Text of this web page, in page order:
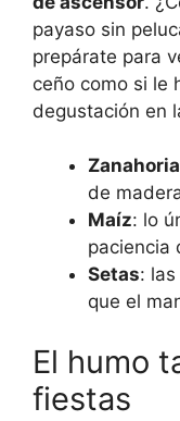
payaso sin
prepárate para
ceño como si le
degustación en
de
Maíz: lo
paciencia
Setas:
que el
El humo
fiestas